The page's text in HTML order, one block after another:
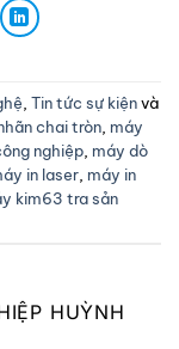
Tin tức sự kiệnvà
chai tròn máy
nghiệp máy dò
in laser máy in
kim63 tra sản
HUỲNH